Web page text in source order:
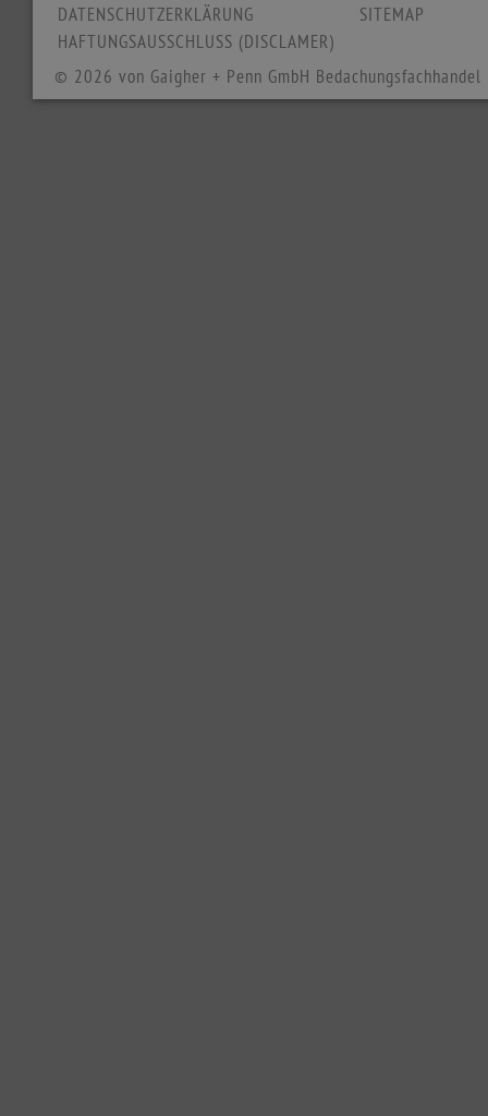
DATENSCHUTZERKLÄRUNG
HAFTUNGSAUSSCHLUSS (DISCLAMER)
SITEMAP
© 2026 von Gaigher + Penn GmbH Bedachungsfachhandel